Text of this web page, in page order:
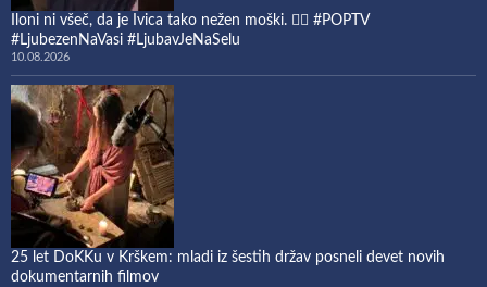
Iloni ni všeč, da je Ivica tako nežen moški. 🤷‍♀️ #POPTV
#LjubezenNaVasi #LjubavJeNaSelu
10.08.2026
25 let DoKKu v Krškem: mladi iz šestih držav posneli devet novih
dokumentarnih filmov